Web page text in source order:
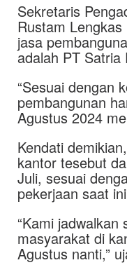
Sekretaris
Rustam
jasa
adalah PT Satria
“Sesuai dengan
pembangunan
Agustus 2024
Kendati
kantor tesebut
Juli, sesuai
pekerjaan saat
“Kami
masyarakat di
Agustus nanti,”